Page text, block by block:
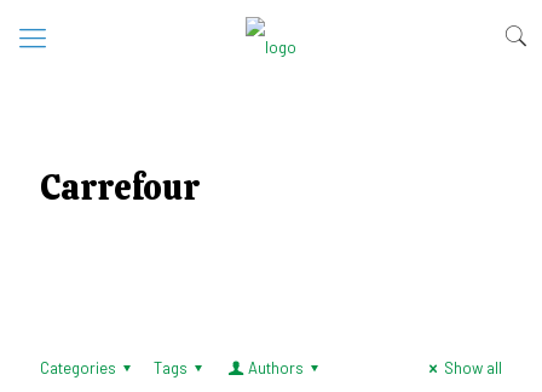
Carrefour
Categories Tags Authors Show all